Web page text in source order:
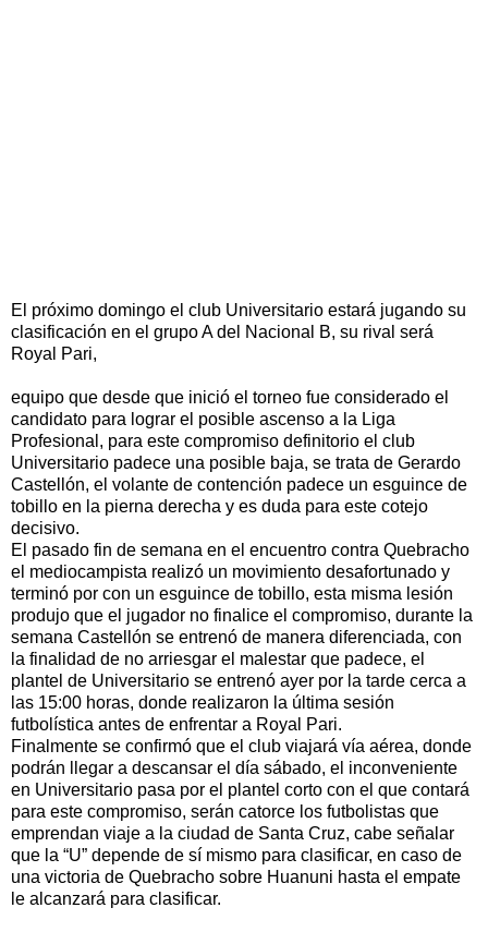
El próximo domingo el club Universitario estará jugando su
clasificación en el grupo A del Nacional B, su rival será
Royal Pari,
equipo que desde que inició el torneo fue considerado el
candidato para lograr el posible ascenso a la Liga
Profesional, para este compromiso definitorio el club
Universitario padece una posible baja, se trata de Gerardo
Castellón, el volante de contención padece un esguince de
tobillo en la pierna derecha y es duda para este cotejo
decisivo.
El pasado fin de semana en el encuentro contra Quebracho
el mediocampista realizó un movimiento desafortunado y
terminó por con un esguince de tobillo, esta misma lesión
produjo que el jugador no finalice el compromiso, durante la
semana Castellón se entrenó de manera diferenciada, con
la finalidad de no arriesgar el malestar que padece, el
plantel de Universitario se entrenó ayer por la tarde cerca a
las 15:00 horas, donde realizaron la última sesión
futbolística antes de enfrentar a Royal Pari.
Finalmente se confirmó que el club viajará vía aérea, donde
podrán llegar a descansar el día sábado, el inconveniente
en Universitario pasa por el plantel corto con el que contará
para este compromiso, serán catorce los futbolistas que
emprendan viaje a la ciudad de Santa Cruz, cabe señalar
que la “U” depende de sí mismo para clasificar, en caso de
una victoria de Quebracho sobre Huanuni hasta el empate
le alcanzará para clasificar.